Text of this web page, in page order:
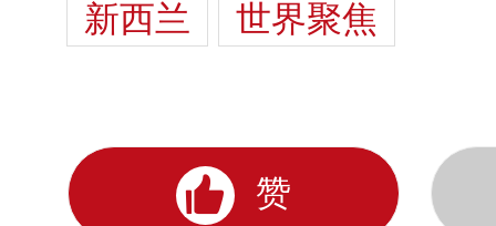
新西兰 世界聚焦
赞